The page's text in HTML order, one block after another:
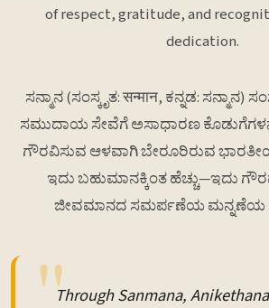
of respect, gratitude, and
dedication.
ಸನ್ಮಾನ (ಸಂಸ್ಕೃತ: सन्मान, ಕನ್ನಡ: ಸನ್ಮಾನ)
ಸಮುದಾಯ ಸೇವೆಗೆ ಅಸಾಧಾರಣ
ಗೌರವಿಸುವ ಆಳವಾಗಿ ಬೇರೂರಿರುವ
ಇದು ಬಹುಮಾನಕ್ಕಿಂತ ಹೆಚ್ಚು—ಇದು
ಜೀವಮಾನದ ಸಮರ್ಪಣೆಯ ಮನ್ನಣೆಯ
Through Sanmana,